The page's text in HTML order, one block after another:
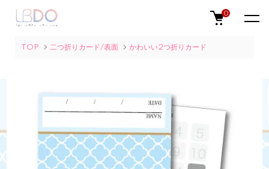
0
TOP 二つ折りカード/表面 かわいい2つ折りカード